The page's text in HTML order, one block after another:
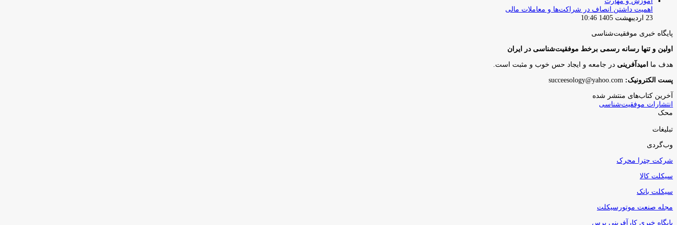
اهمیت داشتن انصاف در شراکت‌ها و معاملات مالی
23 اردیبهشت 1405 10:46
پایگاه‌ خبری موفقیت‌شناسی
اولین و تنها رسانه رسمی برخط موفقیت‌شناسی در ایران
هدف ما امیدآفرینی در جامعه و ایجاد حس خوب و مثبت است.
پست الکترونیک:
آخرین کتاب‌های منتشر شده
انتشارات موفقیت‌شناسی
محک
تبلیغات
وب‌گردی
شرکت چترا محرک
سیکلت کالا
سیکلت بانک
مجله صنعت موتورسیکلت
پایگاه خبری کارآفرینی پرس